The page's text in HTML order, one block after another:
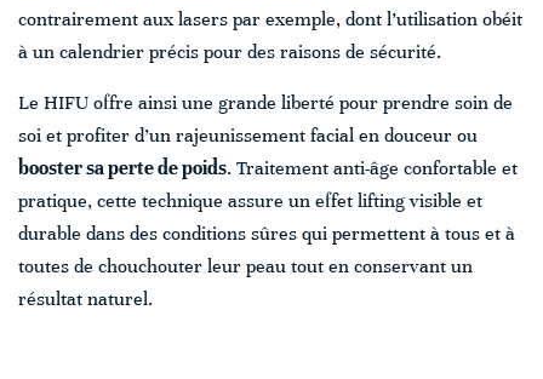
contrairement aux lasers par exemple, dont l’utilisation obéit
à un calendrier précis pour des raisons de sécurité.
Le HIFU offre ainsi une grande liberté pour prendre soin de
soi et profiter d’un rajeunissement facial en douceur ou
booster sa perte de poids. Traitement anti-âge confortable et
pratique, cette technique assure un effet lifting visible et
durable dans des conditions sûres qui permettent à tous et à
toutes de chouchouter leur peau tout en conservant un
résultat naturel.